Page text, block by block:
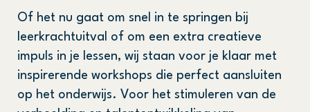
Of het nu gaat om snel in te springen bij
leerkrachtuitval of om een extra creatieve
impuls in je lessen, wij staan voor je klaar met
inspirerende workshops die perfect aansluiten
op het onderwijs. Voor het stimuleren van de